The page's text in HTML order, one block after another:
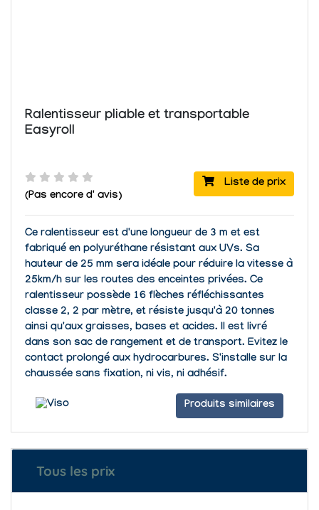
Ralentisseur pliable et transportable
Easyroll
Liste de prix
(Pas encore d' avis)
Ce ralentisseur est d'une longueur de 3 m et est
fabriqué en polyuréthane résistant aux UVs. Sa
hauteur de 25 mm sera idéale pour réduire la vitesse à
25km/h sur les routes des enceintes privées. Ce
ralentisseur possède 16 flèches réfléchissantes
classe 2, 2 par mètre, et résiste jusqu'à 20 tonnes
ainsi qu'aux graisses, bases et acides. Il est livré
dans son sac de rangement et de transport. Evitez le
contact prolongé aux hydrocarbures. S'installe sur la
chaussée sans fixation, ni vis, ni adhésif.
Produits similaires
Tous les prix